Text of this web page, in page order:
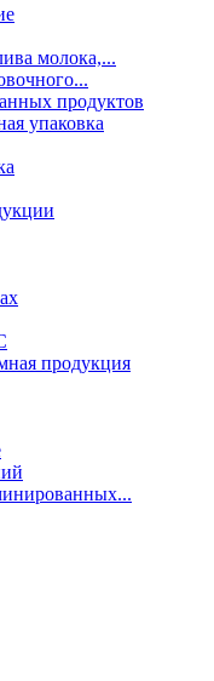
молока,...
продуктов
упаковка
продукция